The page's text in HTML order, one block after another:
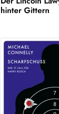
hinter Gittern